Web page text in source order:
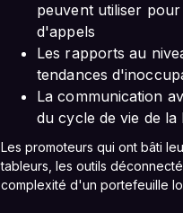
peuvent utiliser
d'appels
Les rapports au
tendances
La communication
du cycle de vie de la
Les promoteurs qui ont bâti
tableurs, les outils
complexité d'un portefeuille